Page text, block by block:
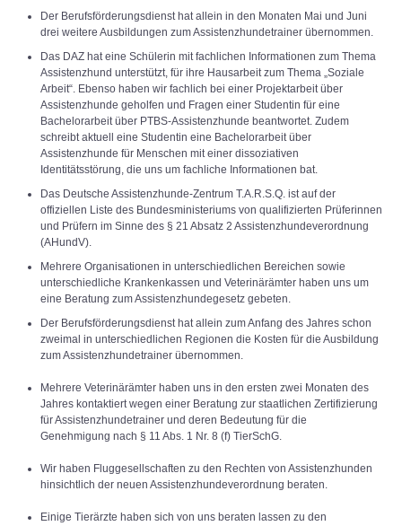
Der Berufsförderungsdienst hat allein in den Monaten Mai und Juni
drei weitere Ausbildungen zum Assistenzhundetrainer übernommen.
Das DAZ hat eine Schülerin mit fachlichen Informationen zum Thema
Assistenzhund unterstützt, für ihre Hausarbeit zum Thema „Soziale
Arbeit“. Ebenso haben wir fachlich bei einer Projektarbeit über
Assistenzhunde geholfen und Fragen einer Studentin für eine
Bachelorarbeit über PTBS-Assistenzhunde beantwortet. Zudem
schreibt aktuell eine Studentin eine Bachelorarbeit über
Assistenzhunde für Menschen mit einer dissoziativen
Identitätsstörung, die uns um fachliche Informationen bat.
Das Deutsche Assistenzhunde-Zentrum T.A.R.S.Q. ist auf der
offiziellen Liste des Bundesministeriums von qualifizierten Prüferinnen
und Prüfern im Sinne des § 21 Absatz 2 Assistenzhundeverordnung
(AHundV).
Mehrere Organisationen in unterschiedlichen Bereichen sowie
unterschiedliche Krankenkassen und Veterinärämter haben uns um
eine Beratung zum Assistenzhundegesetz gebeten.
Der Berufsförderungsdienst hat allein zum Anfang des Jahres schon
zweimal in unterschiedlichen Regionen die Kosten für die Ausbildung
zum Assistenzhundetrainer übernommen.
Mehrere Veterinärämter haben uns in den ersten zwei Monaten des
Jahres kontaktiert wegen einer Beratung zur staatlichen Zertifizierung
für Assistenzhundetrainer und deren Bedeutung für die
Genehmigung nach § 11 Abs. 1 Nr. 8 (f) TierSchG.
Wir haben Fluggesellschaften zu den Rechten von Assistenzhunden
hinsichtlich der neuen Assistenzhundeverordnung beraten.
Einige Tierärzte haben sich von uns beraten lassen zu den